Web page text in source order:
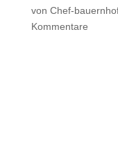
von Chef-
Kommentare